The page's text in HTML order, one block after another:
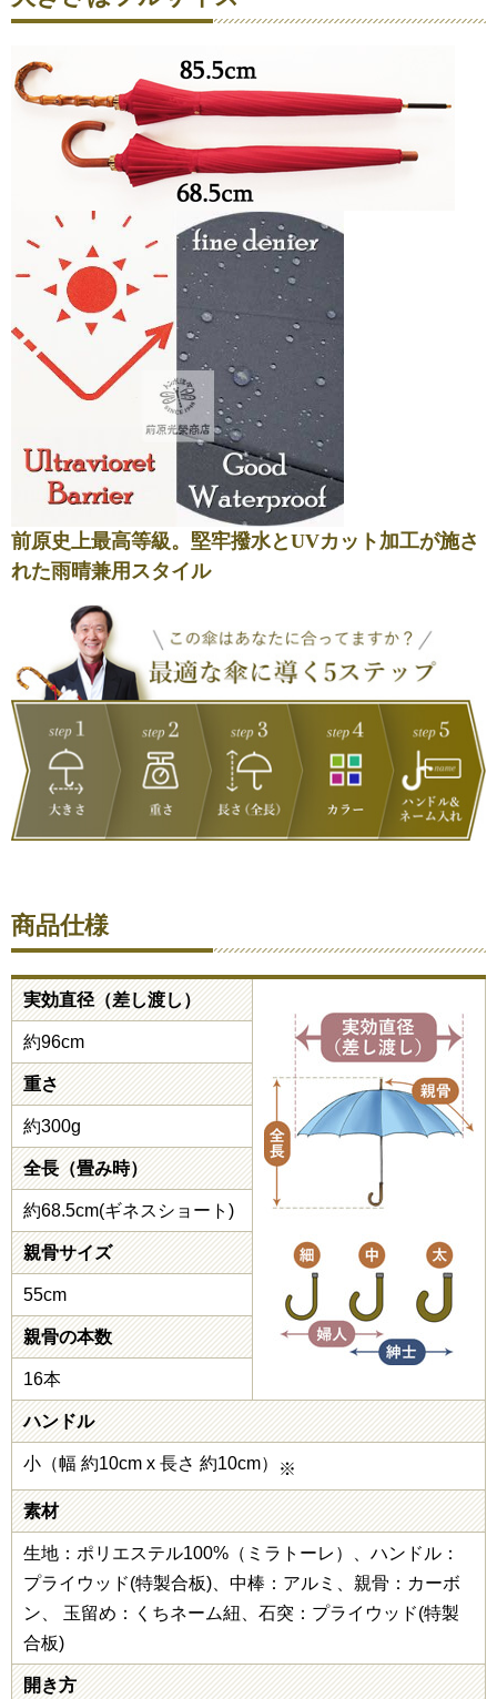
前原史上最高等級。堅牢撥水とUVカット加工が施さ
れた雨晴兼用スタイル
商品仕様
実効直径（差し渡し）
約96cm
重さ
約300g
全長（畳み時）
約68.5cm(ギネスショート)
親骨サイズ
55cm
親骨の本数
16本
ハンドル
小（幅 約10cm x 長さ 約10cm） ※
素材
生地：ポリエステル100%（ミラトーレ）、ハンドル：
プライウッド(特製合板)、中棒：アルミ、親骨：カーボ
ン、 玉留め：くちネーム紐、石突：プライウッド(特製
合板)
開き方